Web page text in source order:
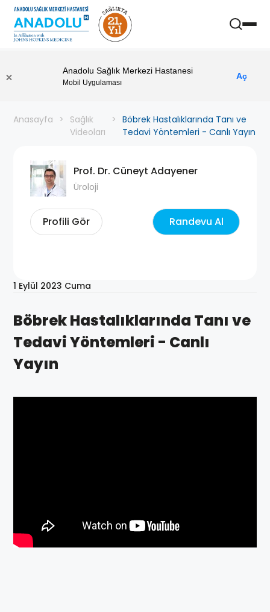
Anadolu Sağlık Merkezi Hastanesi
Mobil Uygulaması
Aç
Anasayfa
Sağlık
Videoları
Böbrek Hastalıklarında Tanı ve
Tedavi Yöntemleri - Canlı Yayın
Prof. Dr. Cüneyt Adayener
Üroloji
Profili Gör Randevu Al
1 Eylül 2023 Cuma
Böbrek Hastalıklarında Tanı ve
Tedavi Yöntemleri - Canlı
Yayın